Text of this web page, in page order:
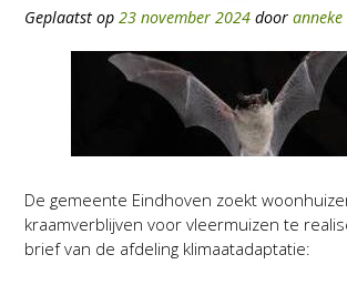
Geplaatst op 23 november 2024 door anneke
De gemeente Eindhoven zoekt
kraamverblijven voor vleermuizen te
brief van de afdeling klimaatadaptatie: